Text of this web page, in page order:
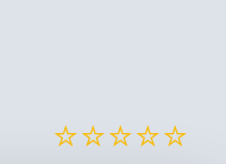
⭐⭐⭐⭐⭐